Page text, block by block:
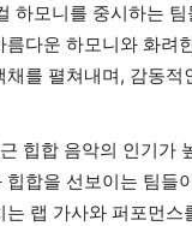
하모니를 중시하는
름다운 하모니와 화려
채를 펼쳐내며, 감동적
힙합 음악의 인기가
힙합을 선보이는 팀들
는 랩 가사와 퍼포먼스